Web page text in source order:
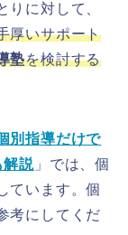
りに対して、
厚いサポート
塾を検討する
別指導だけで
解説 」では、個
ています。個
考にしてくだ